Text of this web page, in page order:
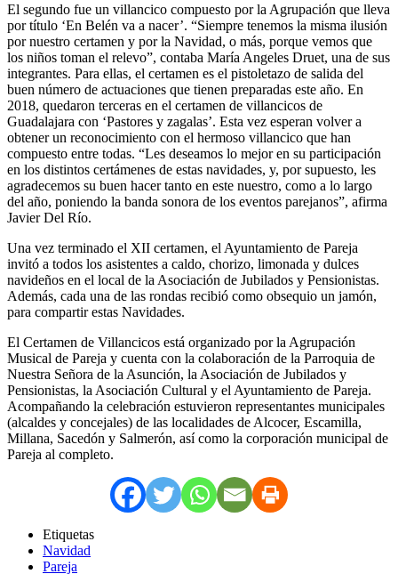
El segundo fue un villancico compuesto por la Agrupación que lleva
por título ‘En Belén va a nacer’. “Siempre tenemos la misma ilusión
por nuestro certamen y por la Navidad, o más, porque vemos que
los niños toman el relevo”, contaba María Angeles Druet, una de sus
integrantes. Para ellas, el certamen es el pistoletazo de salida del
buen número de actuaciones que tienen preparadas este año. En
2018, quedaron terceras en el certamen de villancicos de
Guadalajara con ‘Pastores y zagalas’. Esta vez esperan volver a
obtener un reconocimiento con el hermoso villancico que han
compuesto entre todas. “Les deseamos lo mejor en su participación
en los distintos certámenes de estas navidades, y, por supuesto, les
agradecemos su buen hacer tanto en este nuestro, como a lo largo
del año, poniendo la banda sonora de los eventos parejanos”, afirma
Javier Del Río.
Una vez terminado el XII certamen, el Ayuntamiento de Pareja
invitó a todos los asistentes a caldo, chorizo, limonada y dulces
navideños en el local de la Asociación de Jubilados y Pensionistas.
Además, cada una de las rondas recibió como obsequio un jamón,
para compartir estas Navidades.
El Certamen de Villancicos está organizado por la Agrupación
Musical de Pareja y cuenta con la colaboración de la Parroquia de
Nuestra Señora de la Asunción, la Asociación de Jubilados y
Pensionistas, la Asociación Cultural y el Ayuntamiento de Pareja.
Acompañando la celebración estuvieron representantes municipales
(alcaldes y concejales) de las localidades de Alcocer, Escamilla,
Millana, Sacedón y Salmerón, así como la corporación municipal de
Pareja al completo.
Etiquetas
Navidad
Pareja